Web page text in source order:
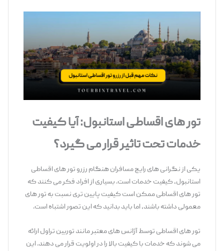
تور های اقساطی استانبول: آیا کیفیت
خدمات تحت تاثیر قرار می ‌گیرد؟
یکی از نگرانی ‌های رایج مسافران هنگام رزرو تور های اقساطی
استانبول، کیفیت خدمات است. بسیاری از افراد فکر می‌ کنند که
تور های اقساطی ممکن است کیفیت پایین ‌تری نسبت به تور های
معمولی داشته باشند، اما باید بدانید که این تصور اشتباه است.
تور های اقساطی توسط آژانس‌ های معتبر مانند توربین تراول ارائه
می ‌شوند که خدمات با کیفیت بالا را در اولویت قرار می ‌دهند. این